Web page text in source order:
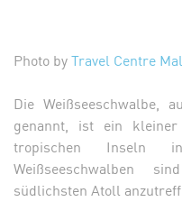
Photo byTravel Centre
Die Weißseeschwalbe,
genannt, ist ein
tropischen Inseln
Weißseeschwalben
südlichsten Atoll